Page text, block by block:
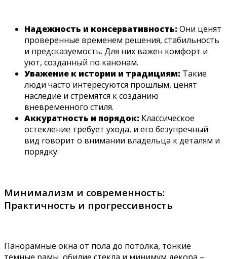
Надежность и консервативность: Они ценят
проверенные временем решения, стабильность
и предсказуемость. Для них важен комфорт и
уют, созданный по канонам.
Уважение к истории и традициям: Такие
люди часто интересуются прошлым, ценят
наследие и стремятся к созданию
вневременного стиля.
Аккуратность и порядок: Классическое
остекление требует ухода, и его безупречный
вид говорит о внимании владельца к деталям и
порядку.
Минимализм и современность:
Практичность и прогрессивность
Панорамные окна от пола до потолка, тонкие